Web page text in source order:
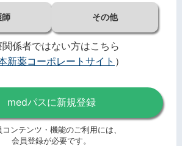
師 その他
関係者ではない方はこちら
新薬コーポレートサイト ）
medパスに新規登録
ンテンツ・機能のご利用には、
会員登録が必要です。